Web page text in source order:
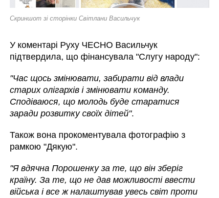
Скриншот зі сторінки Світлани Васильчук
У коментарі Руху ЧЕСНО Васильчук
підтвердила, що фінансувала "Слугу народу":
"Час щось змінювати, забирати від влади
старих олігархів і змінювати команду.
Сподіваюся, що молодь буде старатися
заради розвитку своїх дітей".
Також вона прокоментувала фотографію з
рамкою "Дякую".
"Я вдячна Порошенку за те, що він зберіг
країну. За те, що не дав можливості ввести
війська і все ж налаштував увесь світ проти